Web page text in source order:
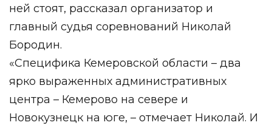
ней стоят, рассказал организатор и
главный судья соревнований Николай
Бородин.
«Специфика Кемеровской области – два
ярко выраженных административных
центра – Кемерово на севере и
Новокузнецк на юге, – отмечает Николай. И